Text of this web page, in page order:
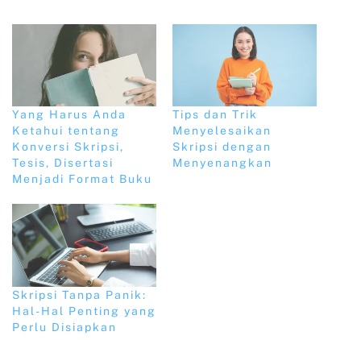
Yang Harus Anda
Ketahui tentang
Konversi Skripsi,
Tesis, Disertasi
Menjadi Format Buku
Tips dan Trik
Menyelesaikan
Skripsi dengan
Menyenangkan
Skripsi Tanpa Panik:
Hal-Hal Penting yang
Perlu Disiapkan